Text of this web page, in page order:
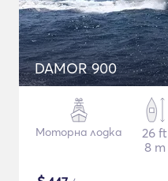
DAMOR 900
Моторна лодка
26 ft
8 m